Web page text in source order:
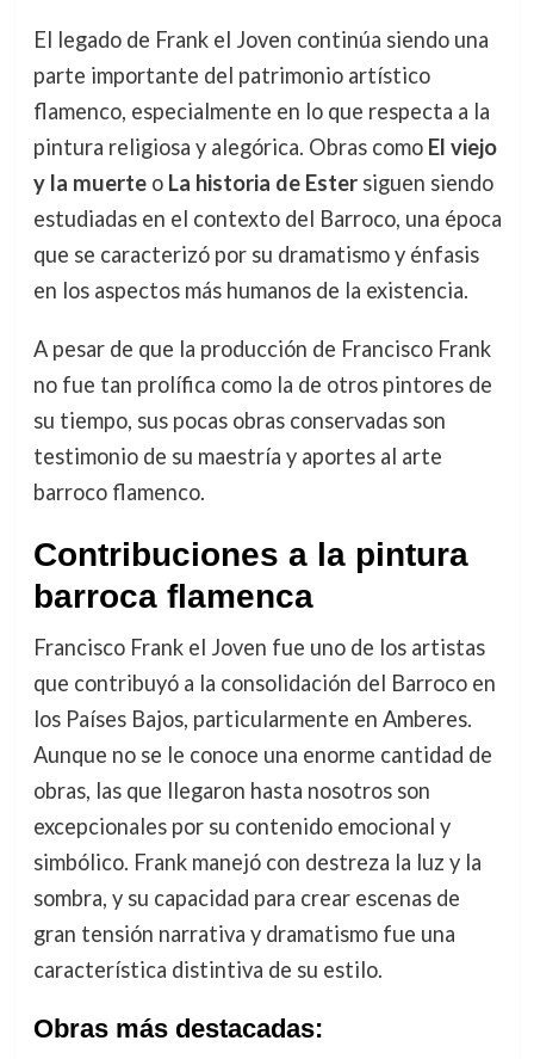
El legado de Frank el Joven continúa siendo una
parte importante del patrimonio artístico
flamenco, especialmente en lo que respecta a la
pintura religiosa y alegórica. Obras como El viejo
y la muerteo La historia de Estersiguen siendo
estudiadas en el contexto del Barroco, una época
que se caracterizó por su dramatismo y énfasis
en los aspectos más humanos de la existencia.
A pesar de que la producción de Francisco Frank
no fue tan prolífica como la de otros pintores de
su tiempo, sus pocas obras conservadas son
testimonio de su maestría y aportes al arte
barroco flamenco.
Contribuciones a la pintura
barroca flamenca
Francisco Frank el Joven fue uno de los artistas
que contribuyó a la consolidación del Barroco en
los Países Bajos, particularmente en Amberes.
Aunque no se le conoce una enorme cantidad de
obras, las que llegaron hasta nosotros son
excepcionales por su contenido emocional y
simbólico. Frank manejó con destreza la luz y la
sombra, y su capacidad para crear escenas de
gran tensión narrativa y dramatismo fue una
característica distintiva de su estilo.
Obras más destacadas: